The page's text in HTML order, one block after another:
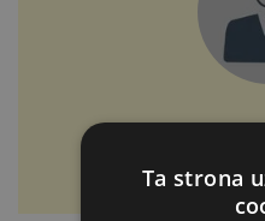
Redaktor
Ta strona